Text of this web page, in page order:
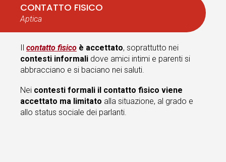
CONTATTO FISICO
Aptica
Il contatto fisico è accettato, soprattutto nei
contesti informali dove amici intimi e parenti si
abbracciano e si baciano nei saluti.
Nei contesti formali il contatto fisico viene
accettato ma limitato alla situazione, al grado e
allo status sociale dei parlanti.